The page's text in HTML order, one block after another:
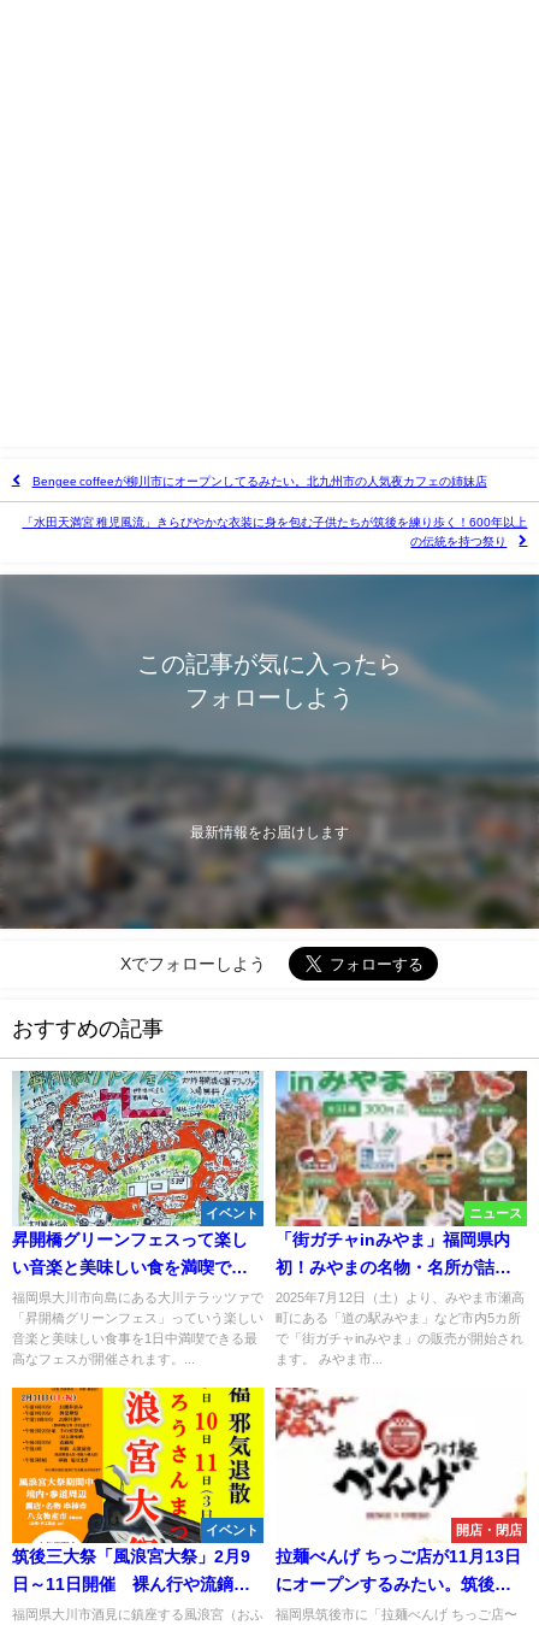
Bengee coffeeが柳川市にオープンしてるみたい。北九州市の人気夜カフェの姉妹店
「水田天満宮 稚児風流」きらびやかな衣装に身を包む子供たちが筑後を練り歩く！600年以上
の伝統を持つ祭り
この記事が気に入ったら
フォローしよう
最新情報をお届けします
Xでフォローしよう
おすすめの記事
イベント
昇開橋グリーンフェスって楽し
い音楽と美味しい食を満喫でき
るイベントが開催されるみた
い。10月23日（大川市）
福岡県大川市向島にある大川テラッツァで
「昇開橋グリーンフェス」っていう楽しい
音楽と美味しい食事を1日中満喫できる最
高なフェスが開催されます。...
ニュース
「街ガチャinみやま」福岡県内
初！みやまの名物・名所が詰ま
ったご当地キーホルダー販売開
始
2025年7月12日（土）より、みやま市瀬高
町にある「道の駅みやま」など市内5カ所
で「街ガチャinみやま」の販売が開始され
ます。 みやま市...
イベント
筑後三大祭「風浪宮大祭」2月9
日～11日開催 裸ん行や流鏑馬
など多くの参拝客で賑わう祭
福岡県大川市酒見に鎮座する風浪宮（おふ
開店・閉店
拉麺べんげ ちっご店が11月13日
にオープンするみたい。筑後市
に「べんげ」と「うめこ」のコ
福岡県筑後市に「拉麺べんげ ちっご店〜